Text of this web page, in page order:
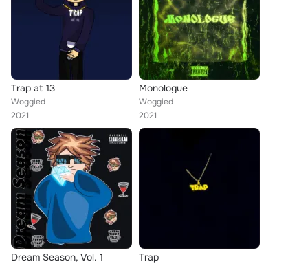
Trap at 13
Woggied
2021
Monologue
Woggied
2021
Dream Season, Vol. 1 Trap